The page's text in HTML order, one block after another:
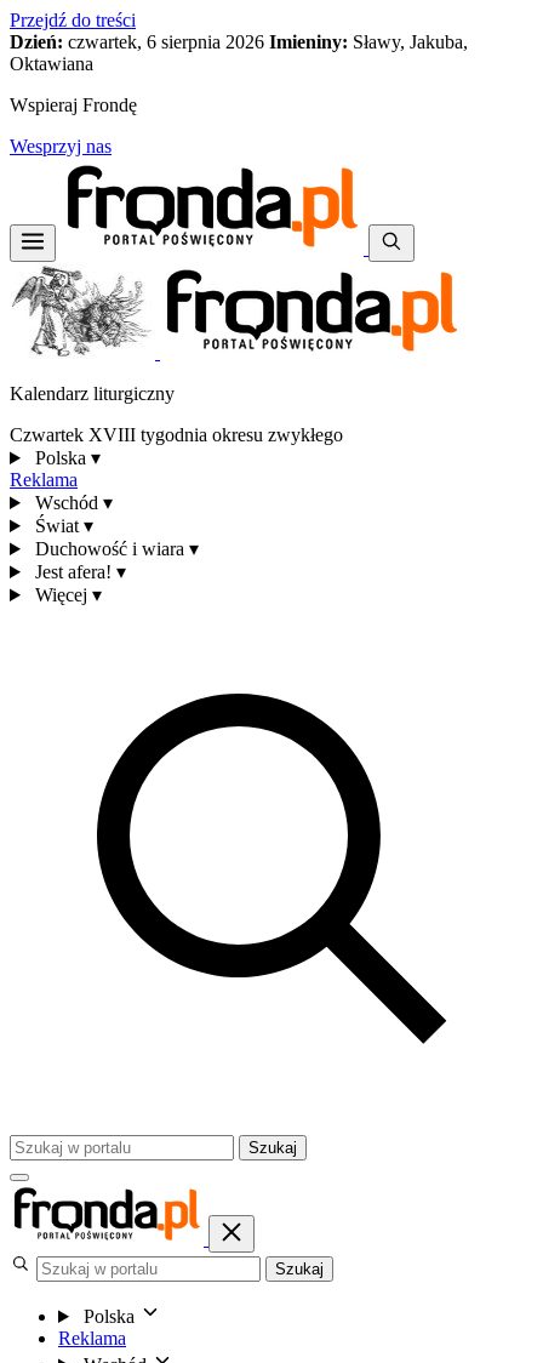
Przejdź do treści
Dzień: czwartek, 6 sierpnia 2026 Imieniny: Sławy, Jakuba,
Oktawiana
Wspieraj Frondę
Wesprzyj nas
Kalendarz liturgiczny
Czwartek XVIII tygodnia okresu zwykłego
Polska ▾
Reklama
Wschód ▾
Świat ▾
Duchowość i wiara ▾
Jest afera! ▾
Więcej ▾
Szukaj
Szukaj
Polska
Reklama